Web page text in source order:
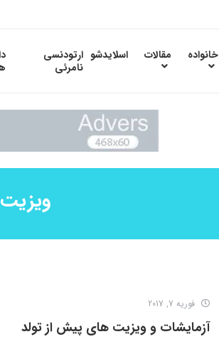
خانواده مقالات اسلایدشو ارتودنسی
نامرئی
ویزیت
فوریه 7, 2017
آزمایشات و ویزیت های پیش از تولد